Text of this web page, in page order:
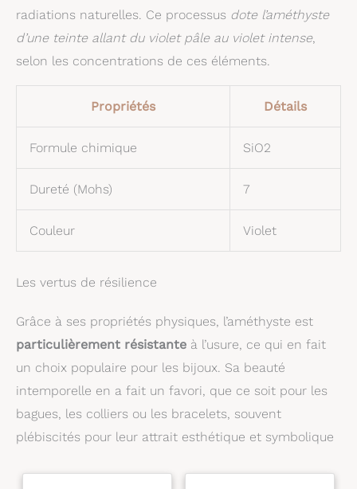
radiations naturelles. Ce processus dote l’améthyste
d’une teinte allant du violet pâle au violet intense,
selon les concentrations de ces éléments.
Propriétés Détails
Formule chimique SiO2
Dureté (Mohs) 7
Couleur Violet
Les vertus de résilience
Grâce à ses propriétés physiques, l’améthyste est
particulièrement résistante à l’usure, ce qui en fait
un choix populaire pour les bijoux. Sa beauté
intemporelle en a fait un favori, que ce soit pour les
bagues, les colliers ou les bracelets, souvent
plébiscités pour leur attrait esthétique et symbolique